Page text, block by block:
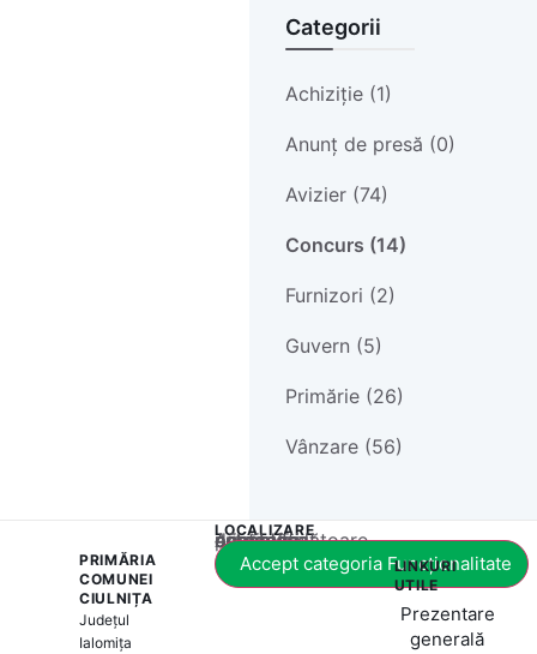
Categorii
Achiziție (1)
Anunț de presă (0)
Avizier (74)
Concurs (14)
Furnizori (2)
Guvern (5)
Primărie (26)
Vânzare (56)
PRIMĂRIA
COMUNEI
CIULNIȚA
Județul
Ialomița
LOCALIZARE
Acest conținut este blocat până când acceptați categoria corespunzătoare de cookie-uri.
Accept categoria Funcționalitate
LINKURI
UTILE
Prezentare
generală